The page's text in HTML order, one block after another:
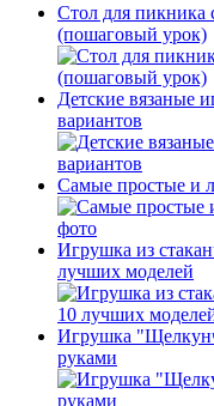
Стол для пикника
(пошаговый урок)
Детские вязаные
вариантов
Самые простые и
Игрушка из
лучших моделей
Игрушка
руками